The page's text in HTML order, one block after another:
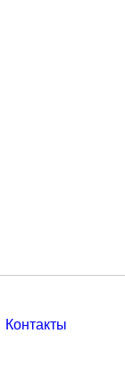
Контакты